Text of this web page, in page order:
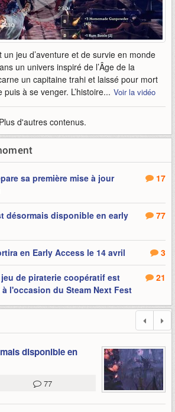
un jeu d’aventure et de survie en monde
un univers inspiré de l’Âge de la
un capitaine trahi et laissé pour mort
à se venger. L’histoire... Voir la vidéo
Plus d'autres contenus.
17
sa première mise à jour
77
désormais disponible en early
3
en Early Access le 14 avril
21
de piraterie coopératif est
l'occasion du Steam Next Fest
disponible en
77